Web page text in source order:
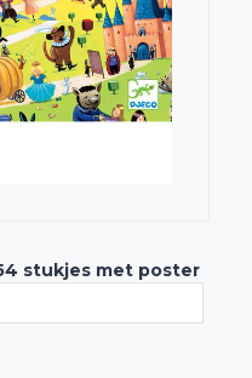
stukjes met poster